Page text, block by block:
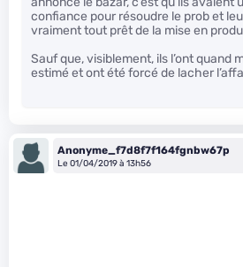
confiance pour résoudre le prob et
vraiment tout prêt de la mise en
Sauf que, visiblement, ils l’ont quand
estimé et ont été forcé de lacher
Anonyme_f7d8f7f164fgnbw67p
Le 01/04/2019 à 13h56